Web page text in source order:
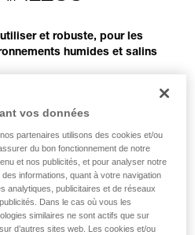
et robuste, pour les
humides et salins
équipé d'un seul point d'attache
des systèmes d'assurage et
rapide. Son point d'attache
et ses boucles
lui apportent une grande
y compris dans les zones
assurent le transport des
et de marquage
vos données
partenaires utilisons des cookies et/ou
du bon fonctionnement de notre
et nos publicités, et pour analyser notre
informations, quant à votre navigation
analytiques, publicitaires et de réseaux
Dans le cas où vous les
similaires ne sont actifs que sur
d’autres sites web. Les cookies et/ou